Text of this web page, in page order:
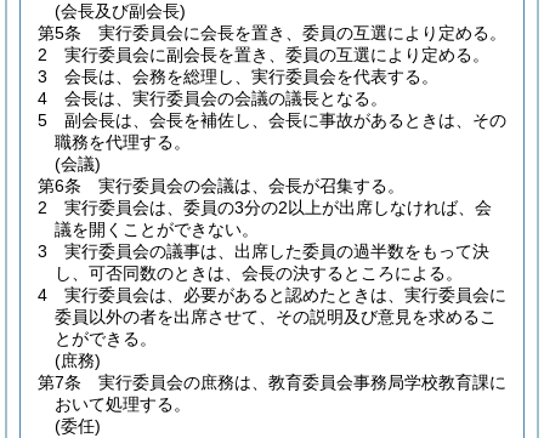
(会長及び副会長)
第5条
実行委員会に会長を置き、委員の互選により定める。
2
実行委員会に副会長を置き、委員の互選により定める。
3
会長は、会務を総理し、実行委員会を代表する。
4
会長は、実行委員会の会議の議長となる。
5
副会長は、会長を補佐し、会長に事故があるときは、その
職務を代理する。
(会議)
第6条
実行委員会の会議は、会長が召集する。
2
実行委員会は、委員の3分の2以上が出席しなければ、会
議を開くことができない。
3
実行委員会の議事は、出席した委員の過半数をもって決
し、可否同数のときは、会長の決するところによる。
4
実行委員会は、必要があると認めたときは、実行委員会に
委員以外の者を出席させて、その説明及び意見を求めるこ
とができる。
(庶務)
第7条
実行委員会の庶務は、教育委員会事務局学校教育課に
おいて処理する。
(委任)